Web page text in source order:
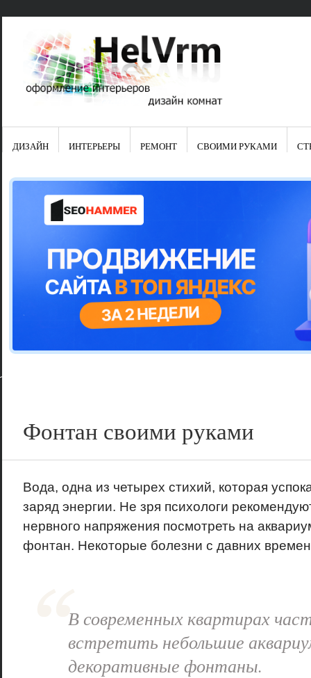
Свежие
Японские
Школа
Шьем
ДИЗАЙН ИНТЕРЬЕРЫ РЕМОНТ СВОИМИ РУКАМИ
Фонтан своими руками
Вода, одна из четырех стихий, которая
заряд энергии. Не зря психологи
нервного напряжения посмотреть на
фонтан. Некоторые болезни с давних
В современных квартирах
встретить небольшие
декоративные фонтаны.